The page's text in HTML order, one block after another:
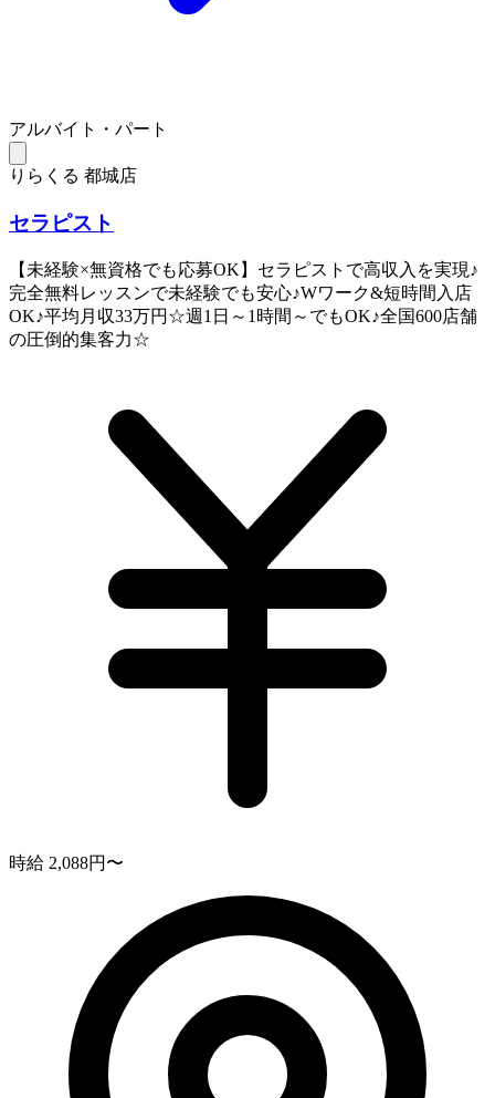
アルバイト・パート
りらくる 都城店
セラピスト
【未経験×無資格でも応募OK】セラピストで高収入を実現♪
完全無料レッスンで未経験でも安心♪Wワーク&短時間入店
OK♪平均月収33万円☆週1日～1時間～でもOK♪全国600店舗
の圧倒的集客力☆
時給 2,088円〜